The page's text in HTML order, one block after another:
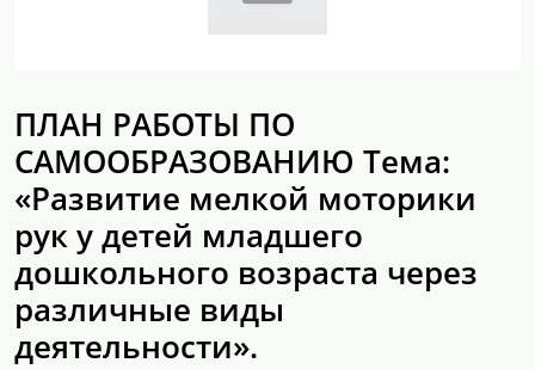
ПЛАН РАБОТЫ ПО
САМООБРАЗОВАНИЮ Тема:
«Развитие мелкой моторики
рук у детей младшего
дошкольного возраста через
различные виды
деятельности».